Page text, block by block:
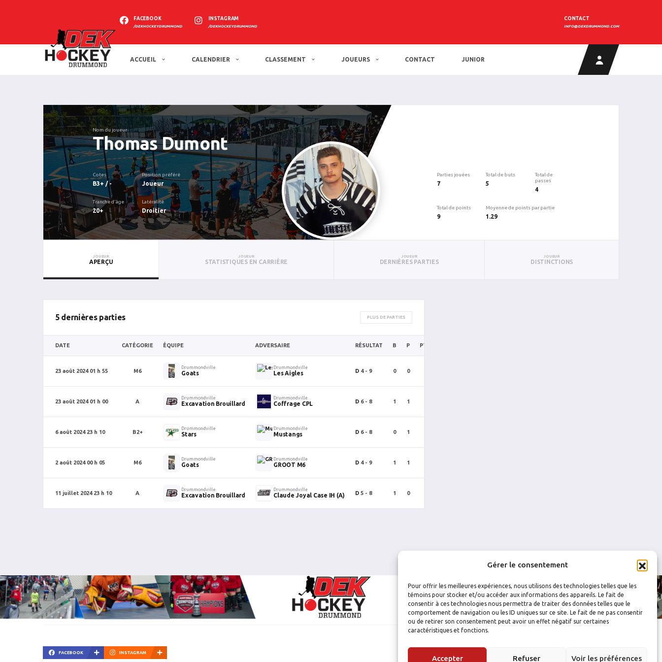
Gérer le consentement
Pour offrir les meilleures expériences, nous utilisons des technologies telles que les
témoins pour stocker et/ou accéder aux informations des appareils. Le fait de
consentir à ces technologies nous permettra de traiter des données telles que le
comportement de navigation ou les ID uniques sur ce site. Le fait de ne pas consentir
ou de retirer son consentement peut avoir un effet négatif sur certaines
caractéristiques et fonctions.
Accepter Refuser Voir les préférences
FACEBOOK
/DEKHOCKEYDRUMMOND
INSTAGRAM
/DEKHOCKEYDRUMMOND
CONTACT
INFO@DEKDRUMMOND.COM
ACCUEIL CALENDRIER CLASSEMENT JOUEURS CONTACT JUNIOR
Nom du joueur
Thomas Dumont
Cotes
B3+ / -
Position préféré
Joueur
Tranche d'âge
20+
Latéralité
Droitier
Parties jouées
7
Total de buts
5
Total de
passes
4
Total de points
9
Moyenne de points par partie
1.29
JOUEUR
APERÇU
JOUEUR
STATISTIQUES EN CARRIÈRE
JOUEUR
DERNIÈRES PARTIES
JOUEUR
DISTINCTIONS
5 dernières parties PLUS DE PARTIES
DATE CATÉGORIE ÉQUIPE ADVERSAIRE RÉSULTAT B P PTS
23 août 2024 01 h 55 M6
Drummondville
Goats
Drummondville
Les Aigles D 4 - 9 0 0
23 août 2024 01 h 00 A
Drummondville
Excavation Brouillard
Drummondville
Coffrage CPL D 6 - 8 1 1
6 août 2024 23 h 10 B2+
Drummondville
Stars
Drummondville
Mustangs D 6 - 8 0 1
2 août 2024 00 h 05 M6
Drummondville
Goats
Drummondville
GROOT M6 D 4 - 9 1 1
11 juillet 2024 23 h 10 A
Drummondville
Excavation Brouillard
Drummondville
Claude Joyal Case IH (A) D 5 - 8 1 0
FACEBOOK INSTAGRAM